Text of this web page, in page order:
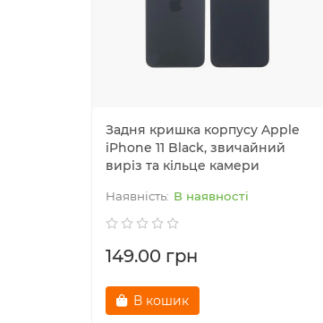
Задня кришка корпусу Apple
iPhone 11 Black, звичайний
виріз та кільце камери
В наявності
149.00 грн
В кошик